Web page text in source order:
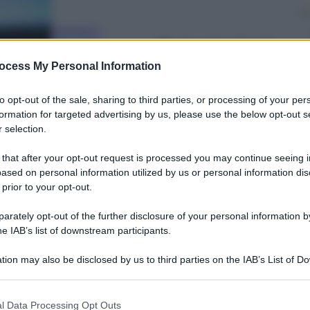
My Personal Information
opt-out of the sale, sharing to third parties, or processing of your
for targeted advertising by us, please use the below opt-out
selection.
that after your opt-out request is processed you may continue seeing
on personal information utilized by us or personal information
to your opt-out.
opt-out of the further disclosure of your personal information
IAB’s list of downstream participants.
may also be disclosed by us to third parties on the IAB’s List of
Data Processing Opt Outs
Capuano
Lettura: 3 minuti
a San Siro: la cavalcata fino a
135 milioni di euro: la stagione
LA FINALE DI CHAMPIONS